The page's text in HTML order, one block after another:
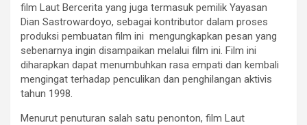
film Laut Bercerita yang juga termasuk pemilik Yayasan
Dian Sastrowardoyo, sebagai kontributor dalam proses
produksi pembuatan film ini mengungkapkan pesan yang
sebenarnya ingin disampaikan melalui film ini. Film ini
diharapkan dapat menumbuhkan rasa empati dan kembali
mengingat terhadap penculikan dan penghilangan aktivis
tahun 1998.
Menurut penuturan salah satu penonton, film Laut